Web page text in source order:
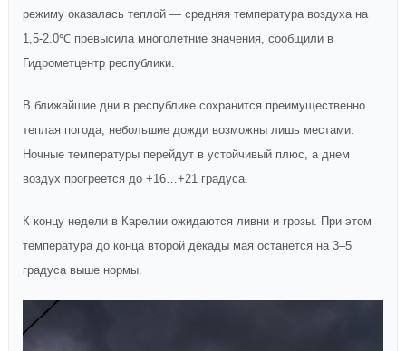
режиму оказалась теплой — средняя температура воздуха на
1,5-2.0℃ превысила многолетние значения, сообщили в
Гидрометцентр республики.
В ближайшие дни в республике сохранится преимущественно
теплая погода, небольшие дожди возможны лишь местами.
Ночные температуры перейдут в устойчивый плюс, а днем
воздух прогреется до +16…+21 градуса.
К концу недели в Карелии ожидаются ливни и грозы. При этом
температура до конца второй декады мая останется на 3–5
градуса выше нормы.